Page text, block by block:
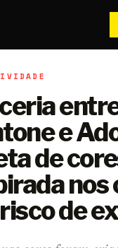
e
de
nos
de